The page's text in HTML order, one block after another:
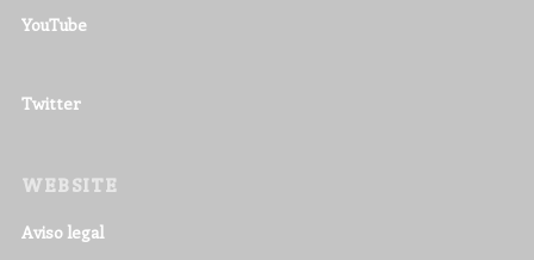
YouTube
Twitter
WEBSITE
Aviso legal